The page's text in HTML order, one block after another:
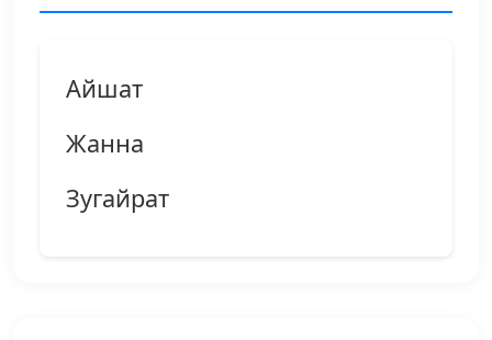
Айшат
Жанна
Зугайрат